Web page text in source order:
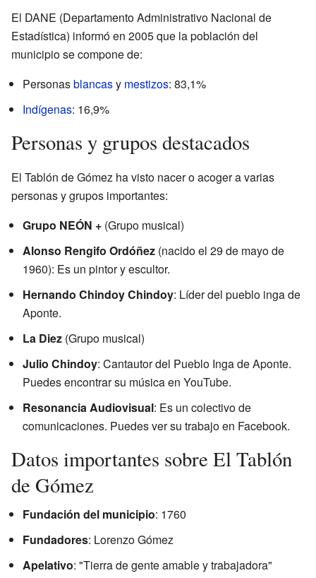
El DANE (Departamento Administrativo Nacional de
Estadística) informó en 2005 que la población del
municipio se compone de:
Personasblancasy mestizos: 83,1%
Indígenas: 16,9%
Personas y grupos destacados
El Tablón de Gómez ha visto nacer o acoger a varias
personas y grupos importantes:
Grupo NEÓN + (Grupo musical)
Alonso Rengifo Ordóñez (nacido el 29 de mayo de
1960): Es un pintor y escultor.
Hernando Chindoy Chindoy: Líder del pueblo inga de
Aponte.
La Diez (Grupo musical)
Julio Chindoy: Cantautor del Pueblo Inga de Aponte.
Puedes encontrar su música en YouTube.
Resonancia Audiovisual: Es un colectivo de
comunicaciones. Puedes ver su trabajo en Facebook.
Datos importantes sobre El Tablón
de Gómez
Fundación del municipio: 1760
Fundadores: Lorenzo Gómez
Apelativo: "Tierra de gente amable y trabajadora"